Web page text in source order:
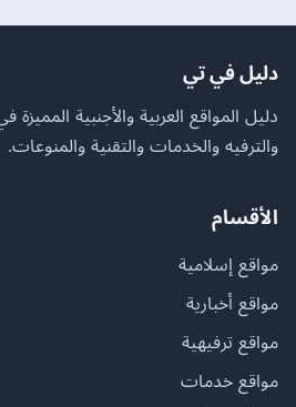
دليل في تي
دليل المواقع العربية والأجنبية المميزة
والترفيه والخدمات والتقنية والمنوعات.
الأقسام
مواقع إسلامية
مواقع أخبارية
مواقع ترفيهية
مواقع خدمات